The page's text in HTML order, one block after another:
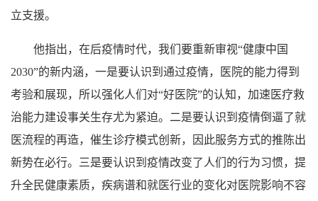
立支援。
他指出，在后疫情时代，我们要重新审视“健康中国
2030”的新内涵，一是要认识到通过疫情，医院的能力得到
考验和展现，所以强化人们对“好医院”的认知，加速医疗救
治能力建设事关生存尤为紧迫。二是要认识到疫情倒逼了就
医流程的再造，催生诊疗模式创新，因此服务方式的推陈出
新势在必行。三是要认识到疫情改变了人们的行为习惯，提
升全民健康素质，疾病谱和就医行业的变化对医院影响不容